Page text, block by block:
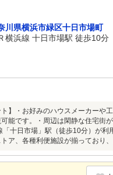
川県横浜市緑区十日市場町
横浜線 十日市場駅 徒歩10分
ト】・お好みのハウスメーカー
能です。・周辺は閑静な住宅街
「十日市場」駅（徒歩10分）が
ア、各種利便施設が揃っており